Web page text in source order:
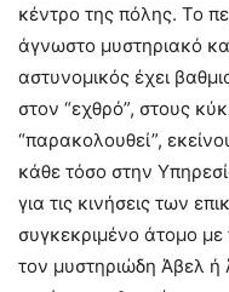
κέντρο της πόλης. Το
άγνωστο μυστηριακό
αστυνομικός έχει
στον “εχθρό”, στους
“παρακολουθεί”,
κάθε τόσο στην
για τις κινήσεις των
συγκεκριμένο άτομο με
τον μυστηριώδη Άβελ